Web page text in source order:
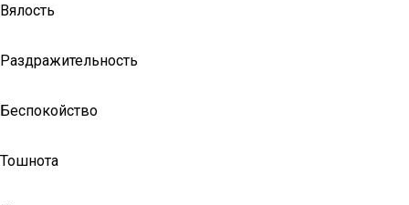
Вялость
Раздражительность
Беспокойство
Тошнота